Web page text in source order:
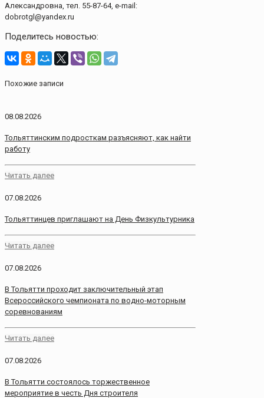
Александровна, тел. 55-87-64, e-mail:
dobrotgl@yandex.ru
Поделитесь новостью:
Похожие записи
08.08.2026
Тольяттинским подросткам разъясняют, как найти
работу
Читать далее
07.08.2026
Тольяттинцев приглашают на День Физкультурника
Читать далее
07.08.2026
В Тольятти проходит заключительный этап
Всероссийского чемпионата по водно-моторным
соревнованиям
Читать далее
07.08.2026
В Тольятти состоялось торжественное
мероприятие в честь Дня строителя